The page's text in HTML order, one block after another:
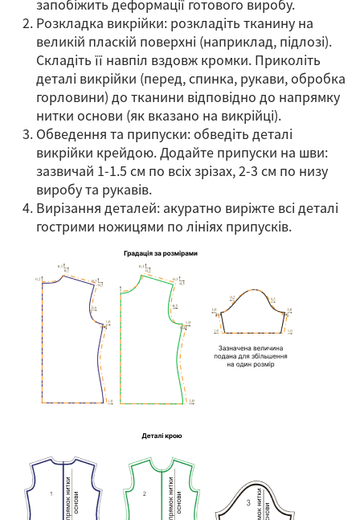
запобіжить деформації готового виробу.
Розкладка викрійки: розкладіть тканину на
великій пласкій поверхні (наприклад, підлозі).
Складіть її навпіл вздовж кромки. Приколіть
деталі викрійки (перед, спинка, рукави, обробка
горловини) до тканини відповідно до напрямку
нитки основи (як вказано на викрійці).
Обведення та припуски: обведіть деталі
викрійки крейдою. Додайте припуски на шви:
зазвичай 1-1.5 см по всіх зрізах, 2-3 см по низу
виробу та рукавів.
Вирізання деталей: акуратно виріжте всі деталі
гострими ножицями по лініях припусків.